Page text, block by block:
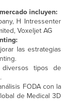
incluyen:
H Intressenter
Voxeljet AG
las estrategias
tipos de
FODA con la
de Medical 3D